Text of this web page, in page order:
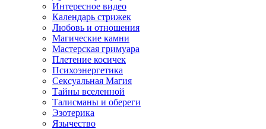
Интересное видео
Календарь стрижек
Любовь и отношения
Магические камни
Мастерская гримуара
Плетение косичек
Психоэнергетика
Сексуальная Магия
Тайны вселенной
Талисманы и обереги
Эзотерика
Язычество